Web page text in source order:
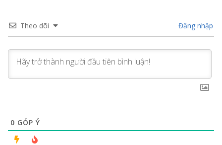
Theo dõi Đăng nhập
0 GÓP Ý